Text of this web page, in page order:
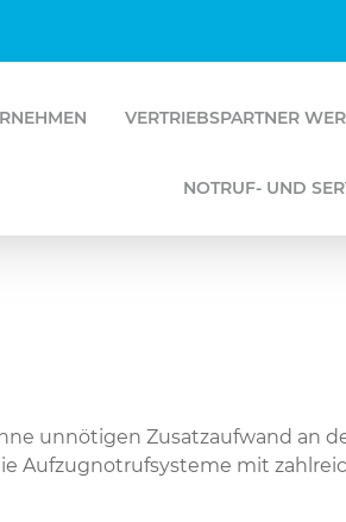
VERTRIEBSPARTNER
NOTRUF- UND
unnötigen Zusatzaufwand an
Aufzugnotrufsysteme mit